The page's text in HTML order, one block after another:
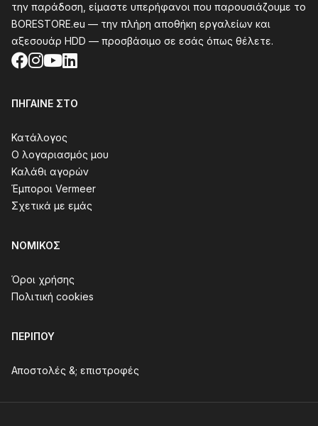
την παράδοση, είμαστε υπερήφανοι που παρουσιάζουμε το
BORESTORE.eu — την πλήρη αποθήκη εργαλείων και
αξεσουάρ HDD — προσβάσιμο σε εσάς όπως θέλετε.
Facebook
Instagram
YouTube
LinkedIn
ΠΉΓΑΙΝΕ ΣΤΟ
Κατάλογος
Ο λογαριασμός μου
Καλάθι αγορών
Έμποροι Vermeer
Σχετικά με εμάς
ΝΟΜΙΚΌΣ
Όροι χρήσης
Πολιτική cookies
ΠΕΡΊΠΟΥ
Αποστολές &; επιστροφές